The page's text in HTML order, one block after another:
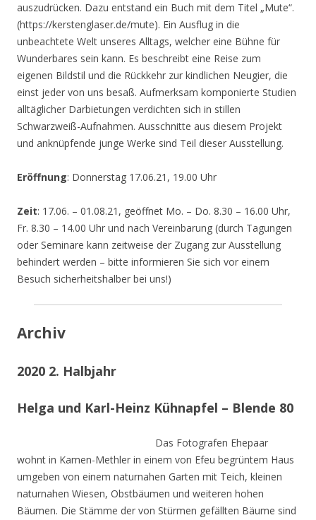
auszudrücken. Dazu entstand ein Buch mit dem Titel „Mute“.
(https://kerstenglaser.de/mute). Ein Ausflug in die
unbeachtete Welt unseres Alltags, welcher eine Bühne für
Wunderbares sein kann. Es beschreibt eine Reise zum
eigenen Bildstil und die Rückkehr zur kindlichen Neugier, die
einst jeder von uns besaß. Aufmerksam komponierte Studien
alltäglicher Darbietungen verdichten sich in stillen
Schwarzweiß-Aufnahmen. Ausschnitte aus diesem Projekt
und anknüpfende junge Werke sind Teil dieser Ausstellung.
Eröffnung: Donnerstag 17.06.21, 19.00 Uhr
Zeit: 17.06. – 01.08.21, geöffnet Mo. – Do. 8.30 – 16.00 Uhr,
Fr. 8.30 – 14.00 Uhr und nach Vereinbarung (durch Tagungen
oder Seminare kann zeitweise der Zugang zur Ausstellung
behindert werden – bitte informieren Sie sich vor einem
Besuch sicherheitshalber bei uns!)
Archiv
2020 2. Halbjahr
Helga und Karl-Heinz Kühnapfel – Blende 80
Das Fotografen Ehepaar
wohnt in Kamen-Methler in einem von Efeu begrüntem Haus
umgeben von einem naturnahen Garten mit Teich, kleinen
naturnahen Wiesen, Obstbäumen und weiteren hohen
Bäumen. Die Stämme der von Stürmen gefällten Bäume sind